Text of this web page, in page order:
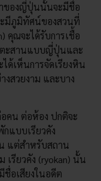
าของญี่ปุ่นนั้นจะมีชื่อ
มีภูมิทัศน์ของสวนที่
คุณจะได้รับการเชื้อ
ตะสานแบบญี่ปุ่นและ
ด้เห็นการจัดเรียงหิน
สวยงาม และบาง
อคน ต่อห้อง ปกติจะ
แบบเรียวคัง
แต่สำหรับสถาน
เรียวคัง (ryokan) นั้น
อเสียงในอดีต